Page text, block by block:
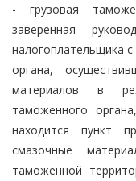
- грузовая
заверенная
налогоплательщика
органа,
материалов в
таможенного
находится пункт
смазочные
таможенной